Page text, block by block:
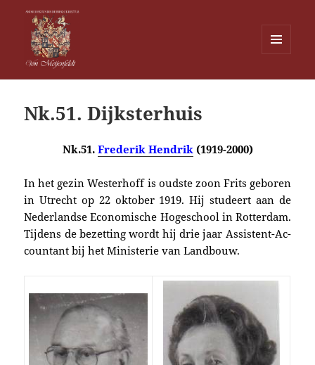
WIDGETS
Nk.51. Dijksterhuis
Nk.51. Frederik Hendrik(1919-2000)
In het gezin Westerhoffis oudste zoon Frits geboren
in Utrecht op 22 oktober 1919. Hij studeert aan de
Nederlandse Economische Hoge­school in Rotterdam.
Tijdens de bezetting wordt hij drie jaar Assis­tent-Ac­
countant bij het Ministerie van Landbouw.